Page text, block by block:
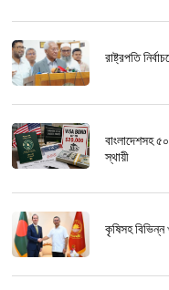
রাষ্ট্রপতি
বাংলাদেশসহ
স্থায়ী
কৃষিসহ বিভিন্ন